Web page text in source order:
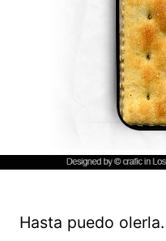
Hasta puedo olerla.